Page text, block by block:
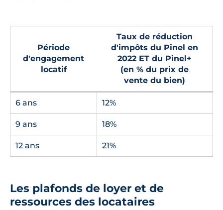
Période
d'engagement
locatif
Taux de réduction
d'impôts du Pinel en
2022 ET du Pinel+
(en % du prix de
vente du bien)
6 ans 12%
9 ans 18%
12 ans 21%
Les plafonds de loyer et de
ressources des locataires